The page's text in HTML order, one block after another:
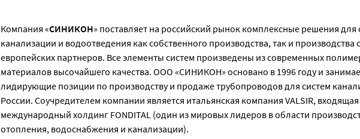
Компания «СИНИКОН» поставляет на российский рынок комплексные решения для
канализации и водоотведения как собственного производства, так и производства
европейских партнеров. Все элементы систем произведены из современных
материалов высочайшего качества. ООО «СИНИКОН» основано в 1996 году и
лидирующие позиции по производству и продаже трубопроводов для систем
России. Соучредителем компании является итальянская компания VALSIR,
международный холдинг FONDITAL (один из мировых лидеров в области
отопления, водоснабжения и канализации).